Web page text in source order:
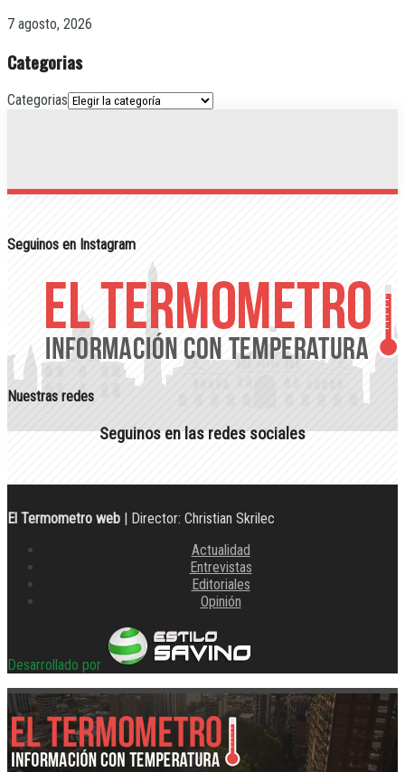
7 agosto, 2026
Categorias
Categorias
Seguinos en Instagram
Nuestras redes
Seguinos en las redes sociales
El Termometro web | Director: Christian Skrilec
Actualidad
Entrevistas
Editoriales
Opinión
Desarrollado por